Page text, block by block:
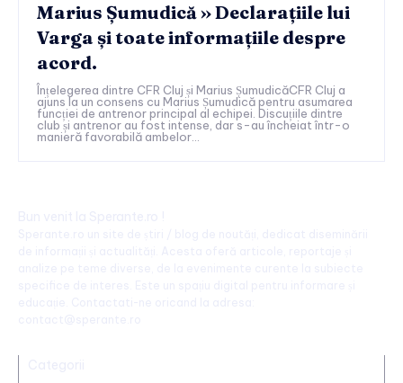
Marius Șumudică » Declarațiile lui
Varga și toate informațiile despre
acord.
Înțelegerea dintre CFR Cluj și Marius ȘumudicăCFR Cluj a
ajuns la un consens cu Marius Șumudică pentru asumarea
funcției de antrenor principal al echipei. Discuțiile dintre
club și antrenor au fost intense, dar s-au încheiat într-o
manieră favorabilă ambelor...